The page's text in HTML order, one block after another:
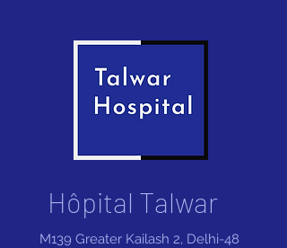
Hôpital Talwar
M139 Greater Kailash 2, Delhi-48